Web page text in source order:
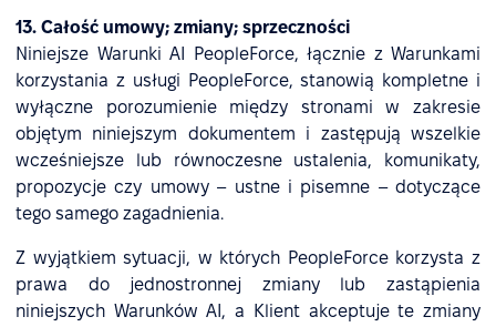
13. Całość umowy; zmiany; sprzeczności
Niniejsze Warunki AI PeopleForce, łącznie z Warunkami
korzystania z usługi PeopleForce, stanowią kompletne i
wyłączne porozumienie między stronami w zakresie
objętym niniejszym dokumentem i zastępują wszelkie
wcześniejsze lub równoczesne ustalenia, komunikaty,
propozycje czy umowy – ustne i pisemne – dotyczące
tego samego zagadnienia.
Z wyjątkiem sytuacji, w których PeopleForce korzysta z
prawa do jednostronnej zmiany lub zastąpienia
niniejszych Warunków AI, a Klient akceptuje te zmiany